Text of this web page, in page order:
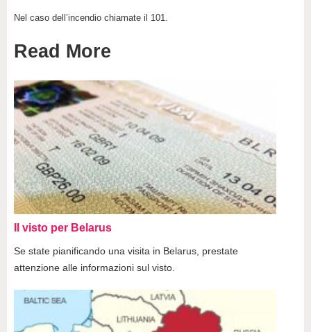
Nel caso dell’incendio chiamate il 101.
Read More
Il visto per Belarus
Se state pianificando una visita in Belarus, prestate
attenzione alle informazioni sul visto.